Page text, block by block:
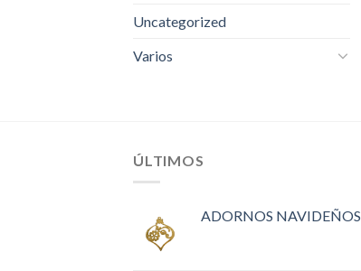
Uncategorized
Varios
ÚLTIMOS
ADORNOS NAVIDEÑOS